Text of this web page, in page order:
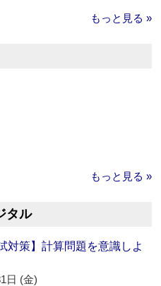
もっと見る »
もっと見る »
タル
対策】計算問題を意識しよ
日 (金)